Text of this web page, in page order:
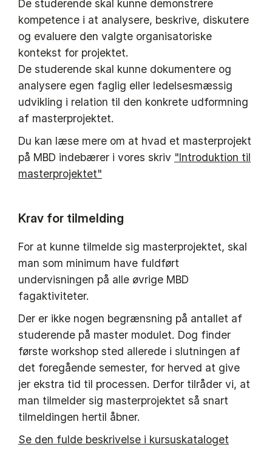
De studerende skal kunne demonstrere
kompetence i at analysere, beskrive, diskutere
og evaluere den valgte organisatoriske
kontekst for projektet.
De studerende skal kunne dokumentere og
analysere egen faglig eller ledelsesmæssig
udvikling i relation til den konkrete udformning
af masterprojektet.
Du kan læse mere om at hvad et masterprojekt
på MBD indebærer i vores skriv "Introduktion til
masterprojektet"
Krav for tilmelding
For at kunne tilmelde sig masterprojektet, skal
man som minimum have fuldført
undervisningen på alle øvrige MBD
fagaktiviteter.
Der er ikke nogen begrænsning på antallet af
studerende på master modulet. Dog finder
første workshop sted allerede i slutningen af
det foregående semester, for herved at give
jer ekstra tid til processen. Derfor tilråder vi, at
man tilmelder sig masterprojektet så snart
tilmeldingen hertil åbner.
Se den fulde beskrivelse i kursuskataloget